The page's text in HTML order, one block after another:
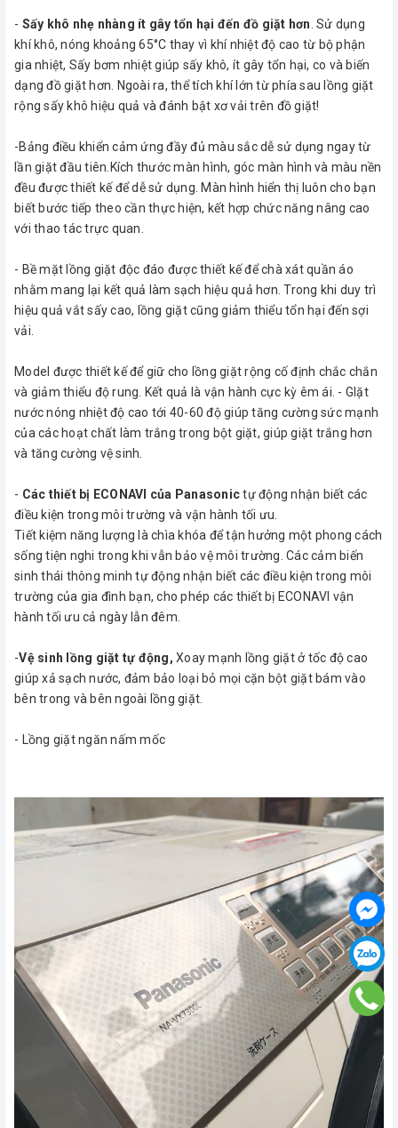
- Sấy khô nhẹ nhàng ít gây tổn hại đến đồ giặt hơn . Sử dụng
khí khô, nóng khoảng 65°C thay vì khí nhiệt độ cao từ bộ phận
gia nhiệt, Sấy bơm nhiệt giúp sấy khô, ít gây tổn hại, co và biến
dạng đồ giặt hơn. Ngoài ra, thể tích khí lớn từ phía sau lồng giặt
rộng sấy khô hiệu quả và đánh bật xơ vải trên đồ giặt!
-Bảng điều khiển cảm ứng đầy đủ màu sắc dễ sử dụng ngay từ
lần giặt đầu tiên.Kích thước màn hình, góc màn hình và màu nền
đều được thiết kế để dễ sử dụng. Màn hình hiển thị luôn cho bạn
biết bước tiếp theo cần thực hiện, kết hợp chức năng nâng cao
với thao tác trực quan.
- Bề mặt lồng giặt độc đáo được thiết kế để chà xát quần áo
nhằm mang lại kết quả làm sạch hiệu quả hơn. Trong khi duy trì
hiệu quả vắt sấy cao, lồng giặt cũng giảm thiểu tổn hại đến sợi
vải.
Model được thiết kế để giữ cho lồng giặt rộng cố định chắc chắn
và giảm thiểu độ rung. Kết quả là vận hành cực kỳ êm ái. - GIặt
nước nóng nhiệt độ cao tới 40-60 độ giúp tăng cường sức mạnh
của các hoạt chất làm trắng trong bột giặt, giúp giặt trắng hơn
và tăng cường vệ sinh.
- Các thiết bị ECONAVI của Panasonictự động nhận biết các
điều kiện trong môi trường và vận hành tối ưu.
Tiết kiệm năng lượng là chìa khóa để tận hưởng một phong cách
sống tiện nghi trong khi vẫn bảo vệ môi trường. Các cảm biến
sinh thái thông minh tự động nhận biết các điều kiện trong môi
trường của gia đình bạn, cho phép các thiết bị ECONAVI vận
hành tối ưu cả ngày lẫn đêm.
-Vệ sinh lồng giặt tự động, Xoay mạnh lồng giặt ở tốc độ cao
giúp xả sạch nước, đảm bảo loại bỏ mọi cặn bột giặt bám vào
bên trong và bên ngoài lồng giặt.
- Lồng giặt ngăn nấm mốc